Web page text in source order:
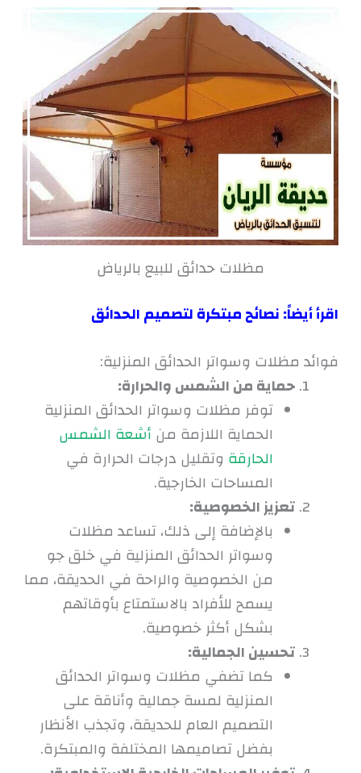
مظلات حدائق للبيع بالرياض
اقرأ أيضاً:نصائح مبتكرة لتصميم الحدائق
فوائد مظلات وسواتر الحدائق المنزلية:
حماية من الشمس والحرارة:
توفر مظلات وسواتر الحدائق المنزلية
الحماية اللازمة منأشعة الشمس
الحارقة وتقليل درجات الحرارة في
المساحات الخارجية.
تعزيز الخصوصية:
بالإضافة إلى ذلك، تساعد مظلات
وسواتر الحدائق المنزلية في خلق جو
من الخصوصية والراحة في الحديقة، مما
يسمح للأفراد بالاستمتاع بأوقاتهم
بشكل أكثر خصوصية.
تحسين الجمالية:
كما تضفي مظلات وسواتر الحدائق
المنزلية لمسة جمالية وأناقة على
التصميم العام للحديقة، وتجذب الأنظار
بفضل تصاميمها المختلفة والمبتكرة.